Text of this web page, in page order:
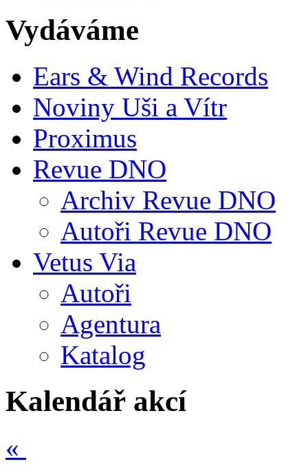
Vydáváme
Ears & Wind Records
Noviny Uši a Vítr
Proximus
Revue DNO
Archiv Revue DNO
Autoři Revue DNO
Vetus Via
Autoři
Agentura
Katalog
Kalendář akcí
«